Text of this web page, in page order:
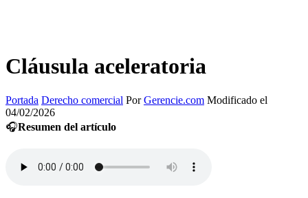
Cláusula aceleratoria
Portada Derecho comercial PorGerencie.com Modificado el
04/02/2026
🎧Resumen del artículo